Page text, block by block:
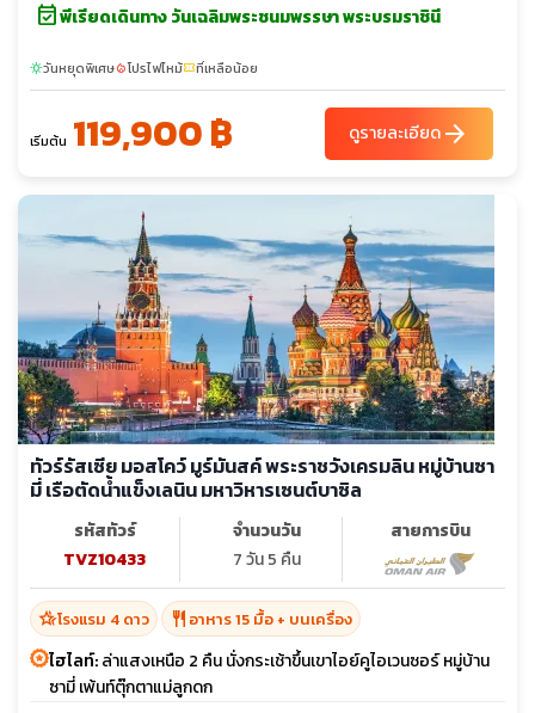
event_availableพีเรียดเดินทาง วันเฉลิมพระชนมพรรษา พระบรมราชินี
sunnyวันหยุดพิเศษlocal_fire_departmentโปรไฟไหม้confirmation_numberที่เหลือน้อย
เริ่มต้น 119,900 ฿ ดูรายละเอียดarrow_forward
ทัวร์รัสเซีย มอสโคว์ มูร์มันสค์ พระราชวังเครมลิน หมู่บ้านซา
มี่ เรือตัดน้ำแข็งเลนิน มหาวิหารเซนต์บาซิล
รหัสทัวร์
TVZ10433
จำนวนวัน
7 วัน 5 คืน
สายการบิน
hotel_classโรงแรม 4 ดาว restaurant อาหาร 15 มื้อ + บนเครื่อง
ไฮไลท์:ล่าแสงเหนือ 2 คืน นั่งกระเช้าขึ้นเขาไอย์คูไอเวนซอร์ หมู่บ้าน
ซามี่ เพ้นท์ตุ๊กตาแม่ลูกดก